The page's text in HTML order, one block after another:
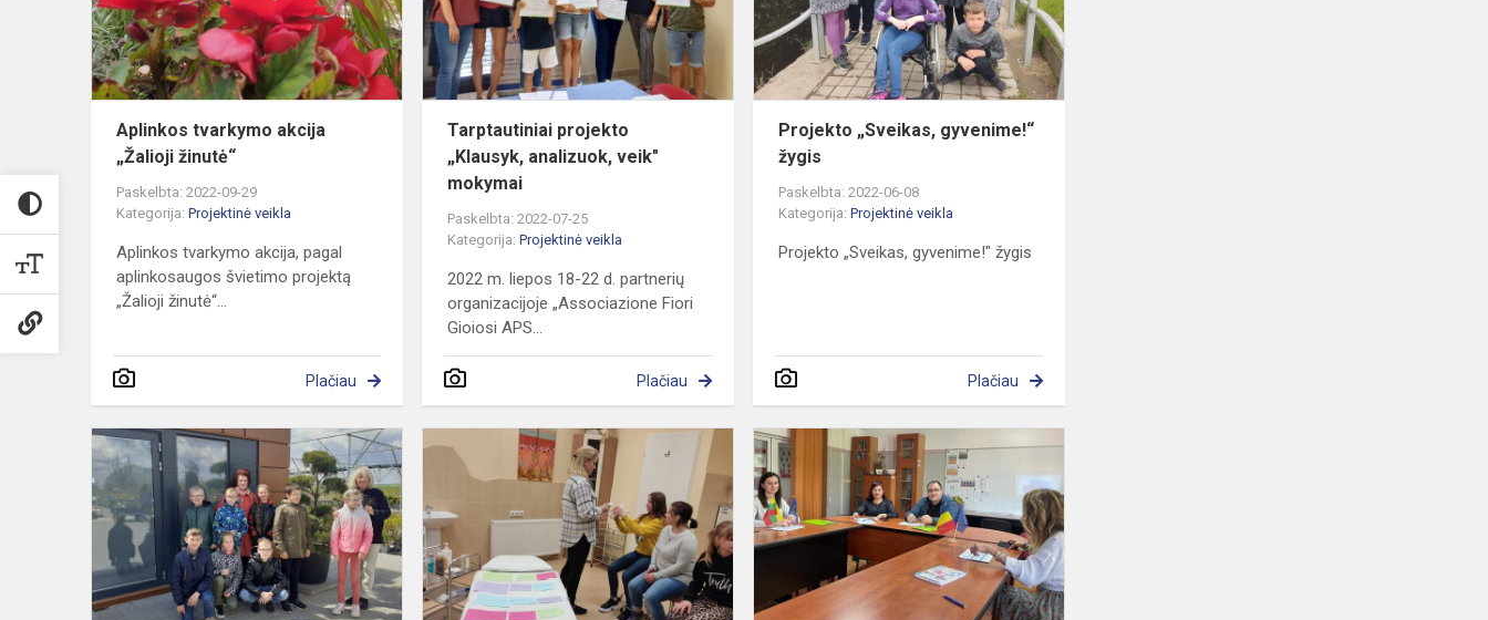
žinutė“
Aplinkos tvarkymo akcija
„Žalioji žinutė“
Paskelbta: 2022-09-29
Kategorija: Projektinė veikla
Aplinkos tvarkymo akcija, pagal
aplinkosaugos švietimo projektą
„Žalioji žinutė“...
Plačiau
veik"
mokymai
Tarptautiniai projekto
„Klausyk, analizuok, veik"
mokymai
Paskelbta: 2022-07-25
Kategorija:Projektinė veikla
2022 m. liepos 18-22 d. partnerių
organizacijoje „Associazione Fiori
Gioiosi APS...
Plačiau
Projekto „Sveikas, gyvenime!“
žygis
Paskelbta: 2022-06-08
Kategorija:Projektinė veikla
Projekto „Sveikas, gyvenime!" žygis
Plačiau
Projektas
„Ei,
-
visi
iš
gryčių!"
Prevencinis
socialinis
projektas
„Sveikas,
gyvenime!".
išankstinio
planavimo